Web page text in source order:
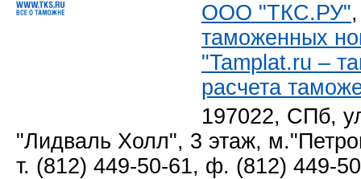
ООО "ТКС.РУ"
таможенных
"Tamplat.ru –
расчета
197022, СПб,
"Лидваль Холл", 3 этаж,
т. (812) 449-50-61, ф. (812) 449-